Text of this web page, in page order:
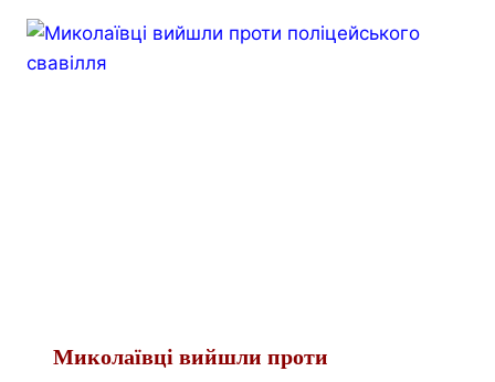
Миколаївці вийшли проти